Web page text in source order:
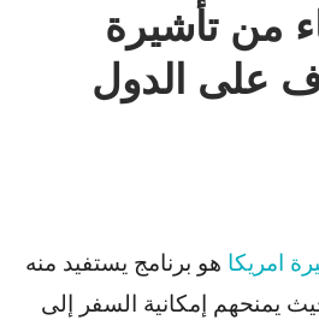
من تأشيرة
على الدول
امريكا هو برنامج يستفيد منه
يمنحهم إمكانية السفر إلى